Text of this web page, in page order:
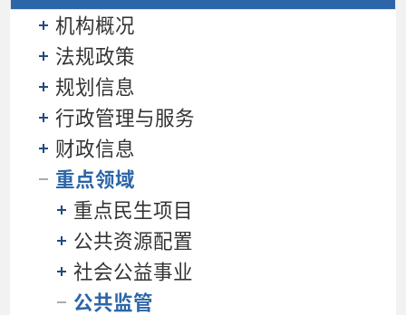
机构概况
法规政策
规划信息
行政管理与服务
财政信息
重点领域
重点民生项目
公共资源配置
社会公益事业
公共监管